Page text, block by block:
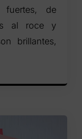
de
al roce y
brillantes,